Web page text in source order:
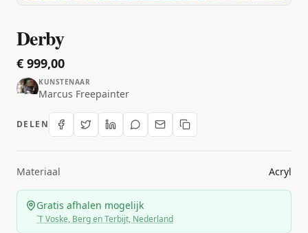
Derby
€ 999,00
KUNSTENAAR
Marcus Freepainter
DELEN
Materiaal Acryl
Gratis afhalen mogelijk
`T Voske, Berg en Terbijt, Nederland